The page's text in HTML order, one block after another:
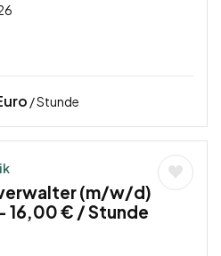
/ Stunde
(m/w/d)
16,00 € / Stunde